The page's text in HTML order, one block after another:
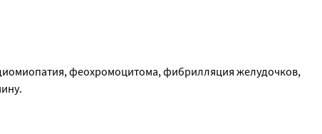
феохромоцитома, фибрилляция желудочков,